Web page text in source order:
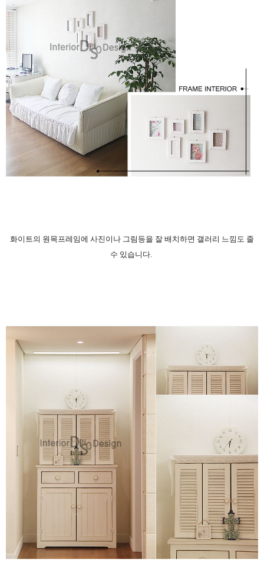
화이트의 원목프레임에 사진이나 그림등을 잘 배치하면 갤러리 느낌도 줄
수 있습니다.